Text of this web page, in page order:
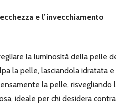
e l’invecchiamento
la luminosità della pelle
la pelle, lasciandola idratata e
la pelle, risvegliando
ideale per chi desidera